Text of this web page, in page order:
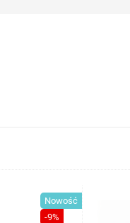
Nowość
-9%